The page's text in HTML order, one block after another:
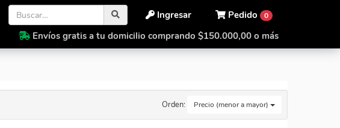
Pedido 0
Ingresar
Envíos gratis a tu domicilio comprando $150.000,00 o más
Orden: Precio (menor a mayor)